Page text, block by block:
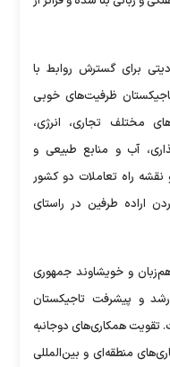
برای گسترش روابط با
ظرفیت‌های خوبی
مختلف تجاری، انرژی،
آب و منابع طبیعی و
راه تعاملات دو کشور
اراده طرفین در راستای
هم‌زبان و خویشاوند جمهوری
و پیشرفت تاجیکستان
تقویت همکاری‌های دوجانبه
منطقه‌ای و بین‌المللی